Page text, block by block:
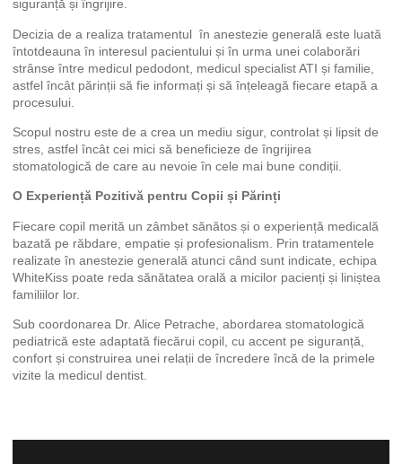
siguranță și îngrijire.
Decizia de a realiza tratamentul în anestezie generală este luată
întotdeauna în interesul pacientului și în urma unei colaborări
strânse între medicul pedodont, medicul specialist ATI și familie,
astfel încât părinții să fie informați și să înțeleagă fiecare etapă a
procesului.
Scopul nostru este de a crea un mediu sigur, controlat și lipsit de
stres, astfel încât cei mici să beneficieze de îngrijirea
stomatologică de care au nevoie în cele mai bune condiții.
O Experiență Pozitivă pentru Copii și Părinți
Fiecare copil merită un zâmbet sănătos și o experiență medicală
bazată pe răbdare, empatie și profesionalism. Prin tratamentele
realizate în anestezie generală atunci când sunt indicate, echipa
WhiteKiss poate reda sănătatea orală a micilor pacienți și liniștea
familiilor lor.
Sub coordonarea Dr. Alice Petrache, abordarea stomatologică
pediatrică este adaptată fiecărui copil, cu accent pe siguranță,
confort și construirea unei relații de încredere încă de la primele
vizite la medicul dentist.